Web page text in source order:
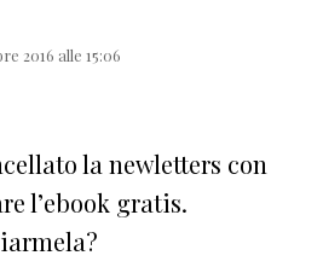
2016 alle 15:06
la newletters con
l’ebook gratis.